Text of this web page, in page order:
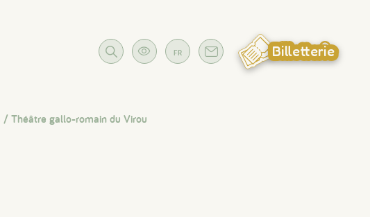
FR Billetterie
/ Théâtre gallo-romain du Virou